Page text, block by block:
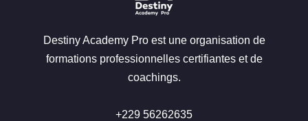
Destiny Academy Pro est une organisation de
formations professionnelles certifiantes et de
coachings.
+229 56262635